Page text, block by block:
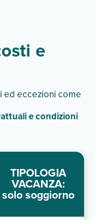
e
ed eccezioni come
e condizioni
TIPOLOGIA
VACANZA:
solo soggiorno